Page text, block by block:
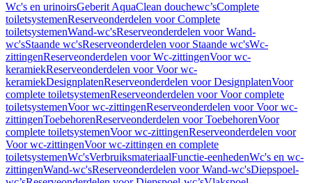
Wc's en urinoirsGeberit AquaClean douchewc’sComplete
toiletsystemenReserveonderdelen voor Complete
toiletsystemenWand-wc'sReserveonderdelen voor Wand-
wc'sStaande wc'sReserveonderdelen voor Staande wc'sWc-
zittingenReserveonderdelen voor Wc-zittingenVoor wc-
keramiekReserveonderdelen voor Voor wc-
keramiekDesignplatenReserveonderdelen voor DesignplatenVoor
complete toiletsystemenReserveonderdelen voor Voor complete
toiletsystemenVoor wc-zittingenReserveonderdelen voor Voor wc-
zittingenToebehorenReserveonderdelen voor ToebehorenVoor
complete toiletsystemenVoor wc-zittingenReserveonderdelen voor
Voor wc-zittingenVoor wc-zittingen en complete
toiletsystemenWc'sVerbruiksmateriaalFunctie-eenhedenWc's en wc-
zittingenWand-wc'sReserveonderdelen voor Wand-wc'sDiepspoel-